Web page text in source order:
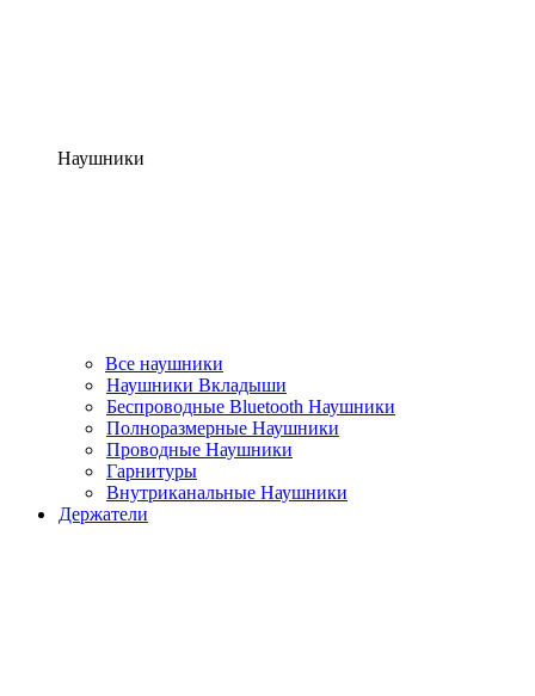
Наушники
Все наушники
Наушники Вкладыши
Беспроводные Bluetooth Наушники
Полноразмерные Наушники
Проводные Наушники
Гарнитуры
Внутриканальные Наушники
Держатели